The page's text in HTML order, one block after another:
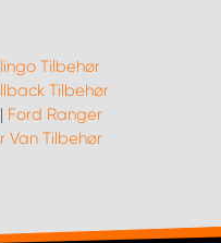
Tilbehør
Tilbehør
Ford Ranger
Van Tilbehør